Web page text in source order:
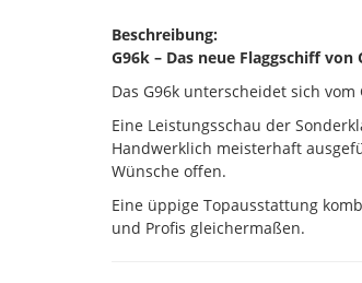
Beschreibung:
G96k – Das neue Flaggschiff
Das G96k unterscheidet sich
Eine Leistungsschau der
Handwerklich meisterhaft
Wünsche offen.
Eine üppige Topausstattung
und Profis gleichermaßen.